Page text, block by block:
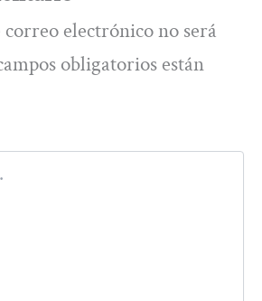
electrónico no será
obligatorios están